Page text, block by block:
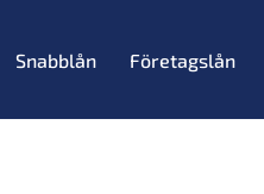
Snabblån Företagslån